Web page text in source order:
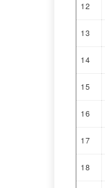
12
13
14
15
16
17
18